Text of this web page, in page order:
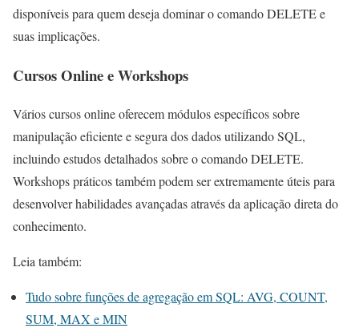
disponíveis para quem deseja dominar o comando DELETE e
suas implicações.
Cursos Online e Workshops
Vários cursos online oferecem módulos específicos sobre
manipulação eficiente e segura dos dados utilizando SQL,
incluindo estudos detalhados sobre o comando DELETE.
Workshops práticos também podem ser extremamente úteis para
desenvolver habilidades avançadas através da aplicação direta do
conhecimento.
Leia também:
Tudo sobre funções de agregação em SQL: AVG, COUNT,
SUM, MAX e MIN